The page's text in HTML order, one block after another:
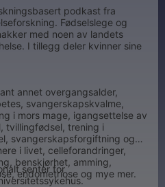
podkast fra
Fødselslege og
med noen av landets
I tillegg deler kvinner sine
annet overgangsalder,
svangerskapskvalme,
i mors mage, igangsettelse av
tvillingfødsel, trening i
svangerskapsforgiftning og
i livet, celleforandringer,
benskjørhet, amming,
endometriose og mye mer.
senter for